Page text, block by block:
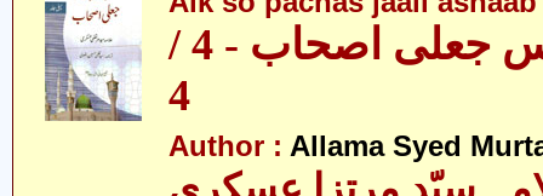
ایک سو پچاس جعلی اصحاب - 4 /
4
Author : Allama Syed